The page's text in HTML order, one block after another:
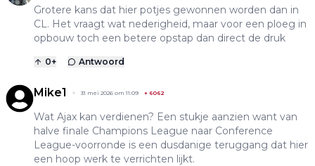
Grotere kans dat hier potjes gewonnen worden dan in
CL. Het vraagt wat nederigheid, maar voor een ploeg in
opbouw toch een betere opstap dan direct de druk
0+ Antwoord
Mike1 31 mei 2026 om 11:09 + 6062
Wat Ajax kan verdienen? Een stukje aanzien want van
halve finale Champions League naar Conference
League-voorronde is een dusdanige teruggang dat hier
een hoop werk te verrichten lijkt.